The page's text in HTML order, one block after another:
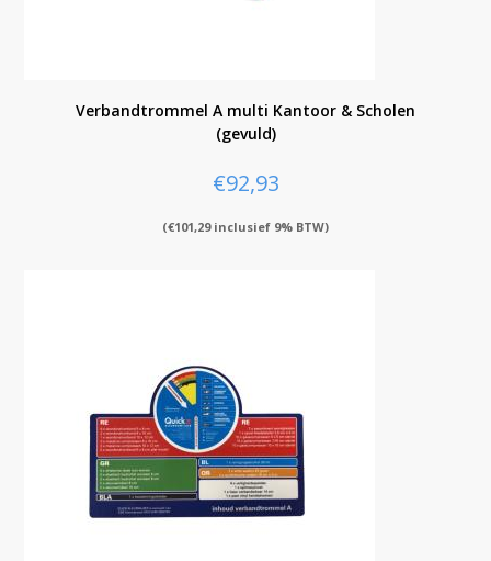
Verbandtrommel A multi Kantoor & Scholen
(gevuld)
€92,93
(€101,29inclusief 9% BTW)